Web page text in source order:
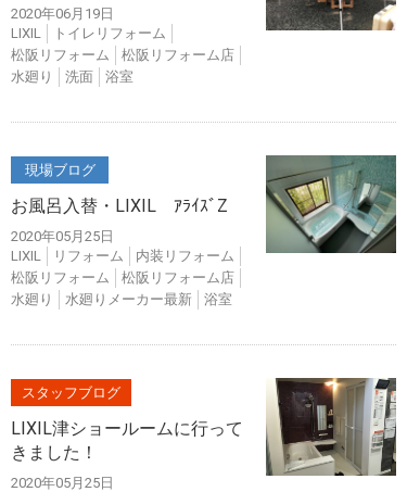
2020年06月19日
LIXIL
トイレリフォーム
松阪リフォーム
松阪リフォーム店
水廻り
洗面 浴室
現場ブログ
お風呂入替・LIXIL ｱﾗｲｽﾞZ
2020年05月25日
LIXIL
リフォーム
内装リフォーム
松阪リフォーム
松阪リフォーム店
水廻り
水廻りメーカー最新 浴室
スタッフブログ
LIXIL津ショールームに行って
きました！
2020年05月25日